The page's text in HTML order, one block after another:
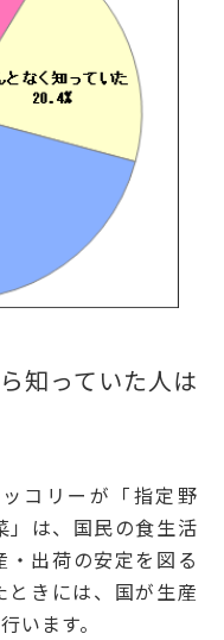
知っていた人は
コリーが「指定野
」は、国民の食生活
・出荷の安定を図る
ときには、国が生産
います。